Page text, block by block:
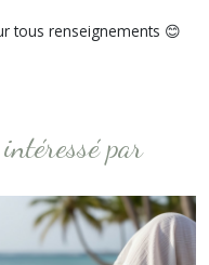
tous renseignements 😊
par